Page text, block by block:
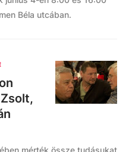
Béla utcában.
mérték össze tudásukat